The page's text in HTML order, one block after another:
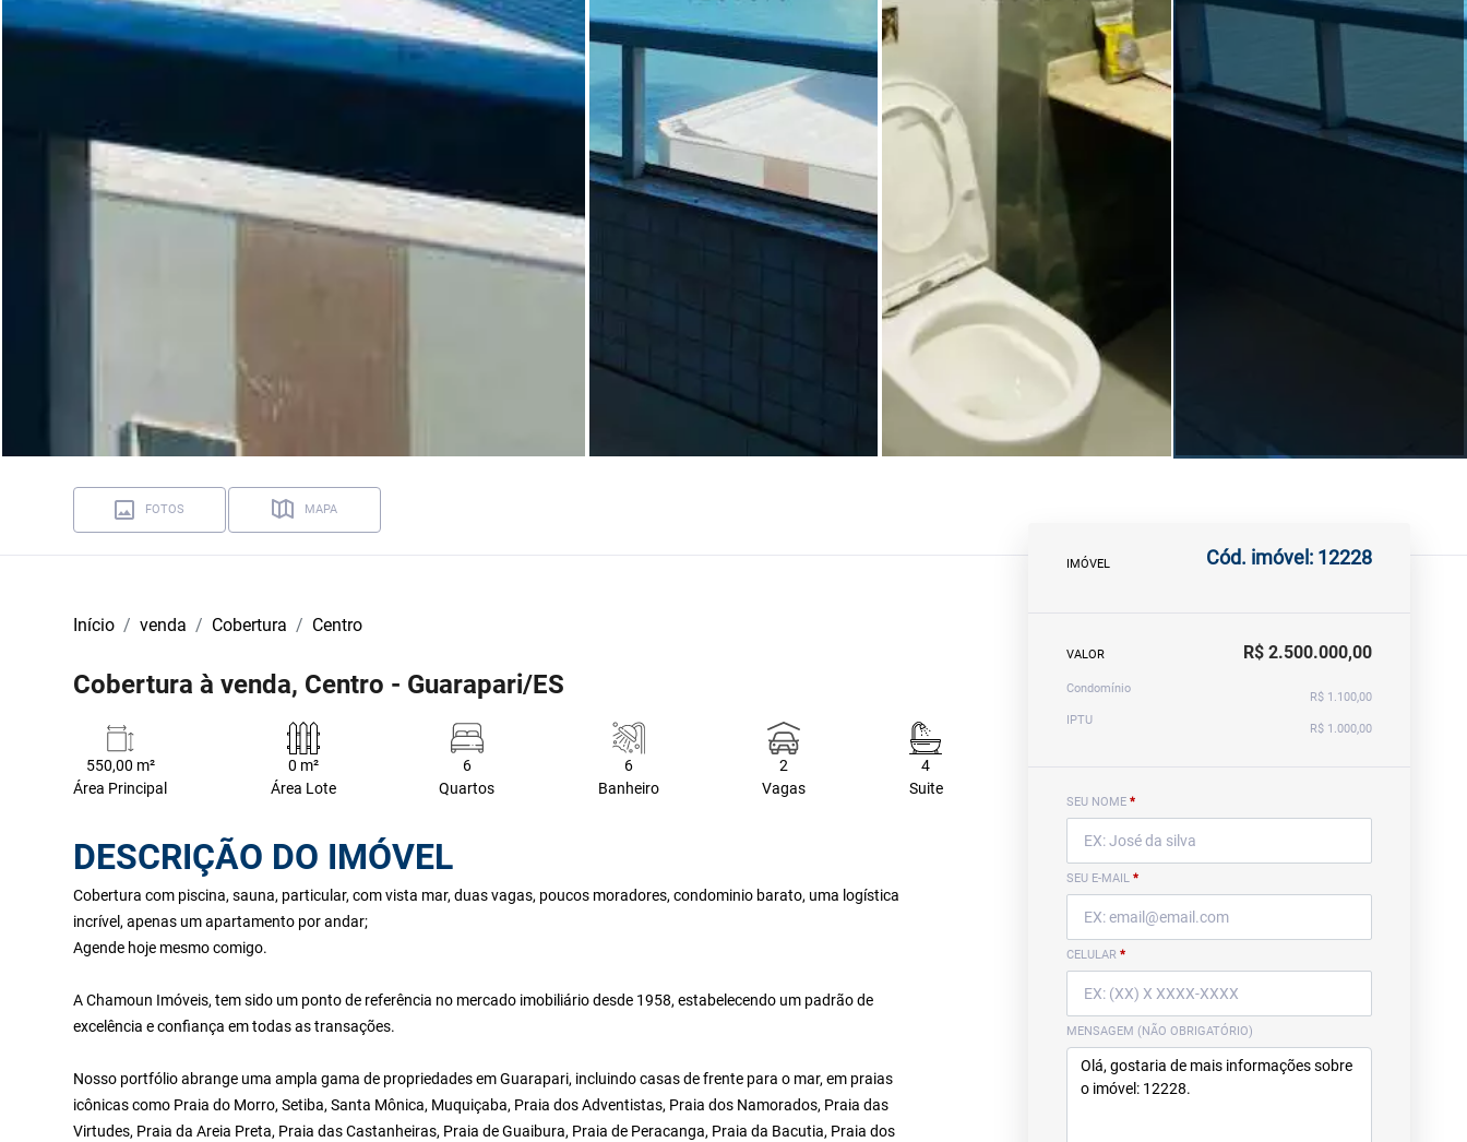
FOTOS MAPA
Início venda Cobertura Centro
Cobertura à venda, Centro - Guarapari/ES
550,00 m²
Área Principal
0 m²
Área Lote
6
Quartos
6
Banheiro
2
Vagas
4
Suite
DESCRIÇÃO DO IMÓVEL
Cobertura com piscina, sauna, particular, com vista mar, duas vagas, poucos moradores, condominio barato, uma logística
incrível, apenas um apartamento por andar;
Agende hoje mesmo comigo.
A Chamoun Imóveis, tem sido um ponto de referência no mercado imobiliário desde 1958, estabelecendo um padrão de
excelência e confiança em todas as transações.
Nosso portfólio abrange uma ampla gama de propriedades em Guarapari, incluindo casas de frente para o mar, em praias
icônicas como Praia do Morro, Setiba, Santa Mônica, Muquiçaba, Praia dos Adventistas, Praia dos Namorados, Praia das
Virtudes, Praia da Areia Preta, Praia das Castanheiras, Praia de Guaibura, Praia de Peracanga, Praia da Bacutia, Praia dos
IMÓVEL Cód. imóvel: 12228
VALOR R$ 2.500.000,00
Condomínio
R$ 1.100,00
IPTU
R$ 1.000,00
SEU NOME *
SEU E-MAIL *
CELULAR *
MENSAGEM (NÃO OBRIGATÓRIO)